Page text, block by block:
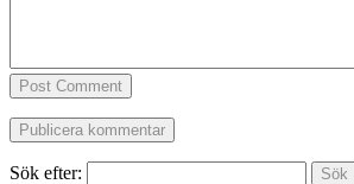
Post Comment
Sök efter: